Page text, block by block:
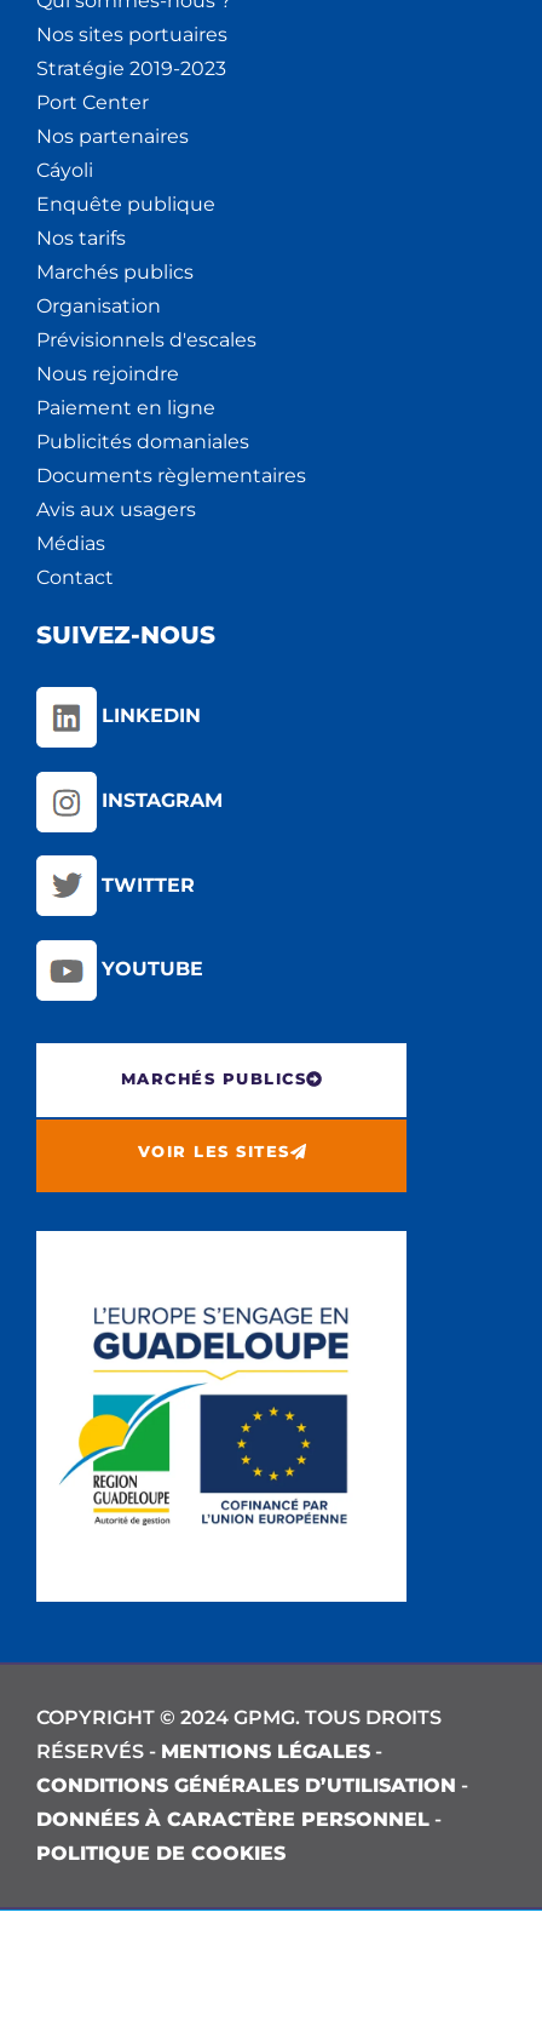
Nos sites portuaires
Stratégie 2019-2023
Port Center
Nos partenaires
Cáyoli
Enquête publique
Nos tarifs
Marchés publics
Organisation
Prévisionnels d'escales
Nous rejoindre
Paiement en ligne
Publicités domaniales
Documents règlementaires
Avis aux usagers
Médias
Contact
SUIVEZ-NOUS
LINKEDIN
INSTAGRAM
TWITTER
YOUTUBE
MARCHÉS PUBLICS
VOIR LES SITES
COPYRIGHT © 2024 GPMG. TOUS DROITS
RÉSERVÉS - MENTIONS LÉGALES -
CONDITIONS GÉNÉRALES D’UTILISATION -
DONNÉES À CARACTÈRE PERSONNEL -
POLITIQUE DE COOKIES